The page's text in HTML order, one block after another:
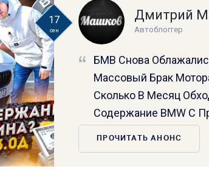
17
сен
Дмитрий
Автоблоггер
БМВ Снова
Массовый Брак
Сколько В Месяц
Содержание BMW С
ПРОЧИТАТЬ АНОНС